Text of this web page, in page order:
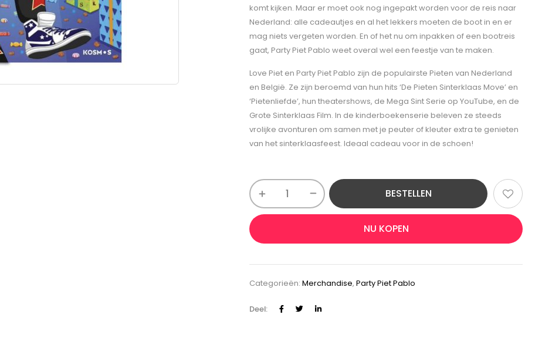
komt kijken. Maar er moet ook nog ingepakt worden voor de reis naar
Nederland: alle cadeautjes en al het lekkers moeten de boot in en er
mag niets vergeten worden. En of het nu om inpakken of een bootreis
gaat, Party Piet Pablo weet overal wel een feestje van te maken.
Love Piet en Party Piet Pablo zijn de populairste Pieten van Nederland
en België. Ze zijn beroemd van hun hits ‘De Pieten Sinterklaas Move’ en
‘Pietenliefde’, hun theatershows, de Mega Sint Serie op YouTube, en de
Grote Sinterklaas Film. In de kinderboekenserie beleven ze steeds
vrolijke avonturen om samen met je peuter of kleuter extra te genieten
van het sinterklaasfeest. Ideaal cadeau voor in de schoen!
BESTELLEN
NU KOPEN
Categorieën:Merchandise,Party Piet Pablo
Deel: